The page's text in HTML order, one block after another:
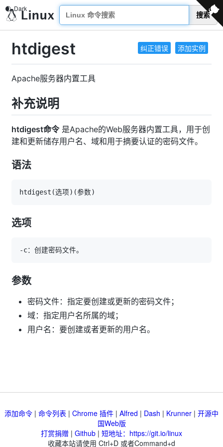
搜索
纠正错误 添加实例
htdigest
Apache服务器内置工具
补充说明
htdigest命令是Apache的Web服务器内置工具，用于创
建和更新储存用户名、域和用于摘要认证的密码文件。
语法
htdigest (选项) (参数)
选项
参数
密码文件：指定要创建或更新的密码文件；
域：指定用户名所属的域；
用户名：要创建或者更新的用户名。
添加命令 | 命令列表 | Chrome 插件 | Alfred | Dash | Krunner | 开源中
国Web版
打赏捐赠 | Github | 短地址：https://git.io/linux
收藏本站请使用 Ctrl+D 或者Command+d